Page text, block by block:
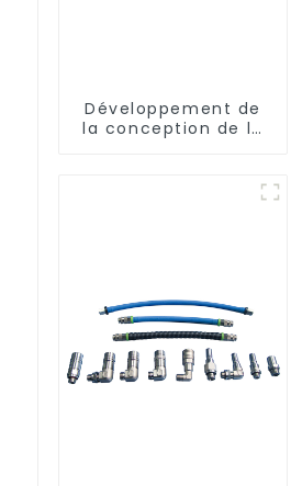
Développement de
la conception de la
solutions innovantes